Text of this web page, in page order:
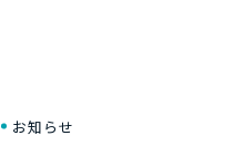
お知らせ